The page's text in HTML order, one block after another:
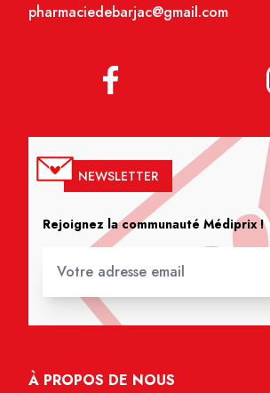
pharmaciedebarjac@gmail.com
NEWSLETTER
Rejoignez la communauté Médiprix !
À PROPOS DE NOUS